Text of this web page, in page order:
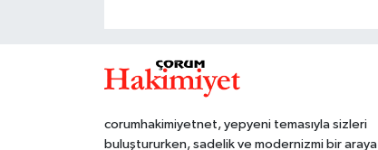
corumhakimiyetnet, yepyeni temasıyla sizleri
buluştururken, sadelik ve modernizmi bir araya